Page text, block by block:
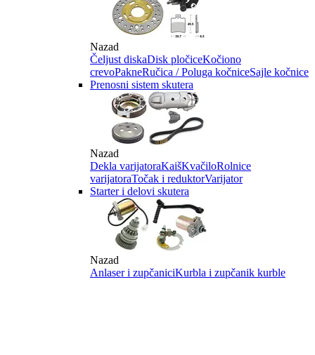
Nazad
Čeljust diskaDisk pločiceKočiono
crevoPakneRučica / Poluga kočniceSajle kočnice
Prenosni sistem skutera
Nazad
Dekla varijatoraKaišKvačiloRolnice
varijatoraTočak i reduktorVarijator
Starter i delovi skutera
Nazad
Anlaser i zupčaniciKurbla i zupčanik kurble